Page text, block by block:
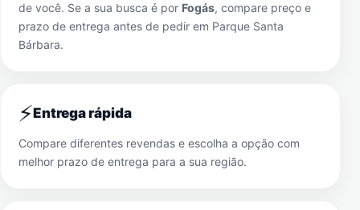
de você. Se a sua busca é por Fogás, compare preço e
prazo de entrega antes de pedir em Parque Santa
Bárbara.
⚡Entrega rápida
Compare diferentes revendas e escolha a opção com
melhor prazo de entrega para a sua região.